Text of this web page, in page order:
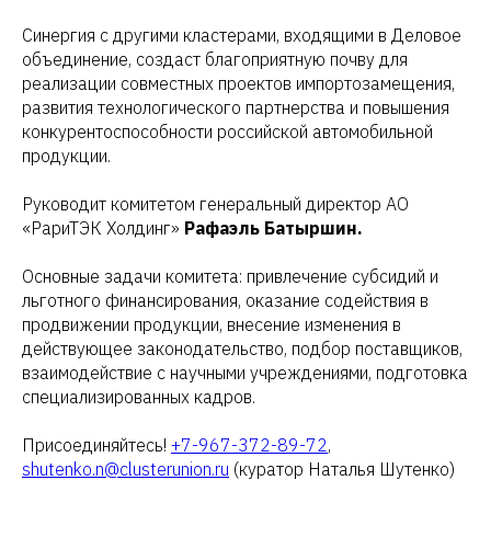
Синергия с другими кластерами, входящими в Деловое
объединение, создаст благоприятную почву для
реализации совместных проектов импортозамещения,
развития технологического партнерства и повышения
конкурентоспособности российской автомобильной
продукции.
Руководит комитетом генеральный директор АО
«РариТЭК Холдинг» Рафаэль Батыршин.
Основные задачи комитета: привлечение субсидий и
льготного финансирования, оказание содействия в
продвижении продукции, внесение изменения в
действующее законодательство, подбор поставщиков,
взаимодействие с научными учреждениями, подготовка
специализированных кадров.
Присоединяйтесь! +7-967-372-89-72,
shutenko.n@clusterunion.ru (куратор Наталья Шутенко)